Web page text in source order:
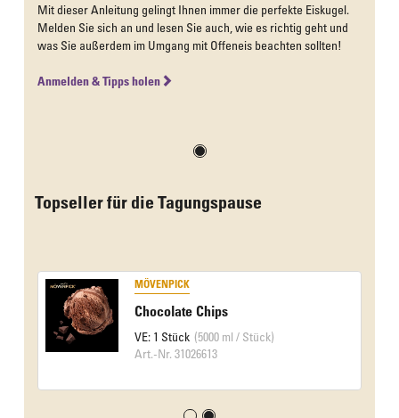
Mit dieser Anleitung gelingt Ihnen immer die perfekte Eiskugel.
Melden Sie sich an und lesen Sie auch, wie es richtig geht und
was Sie außerdem im Umgang mit Offeneis beachten sollten!
Anmelden & Tipps holen
Topseller für die Tagungspause
MÖVENPICK
Chocolate Chips
VE: 1 Stück (5000 ml / Stück)
Art.-Nr. 31026613